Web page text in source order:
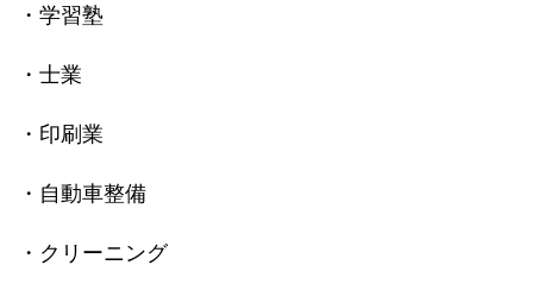
・学習塾
・士業
・印刷業
・自動車整備
・クリーニング